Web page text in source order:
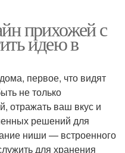
прихожей с
идею в
первое, что видят
не только
отражать ваш вкус и
решений для
ниши — встроенного
для хранения